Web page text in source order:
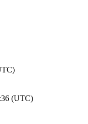
(UTC)